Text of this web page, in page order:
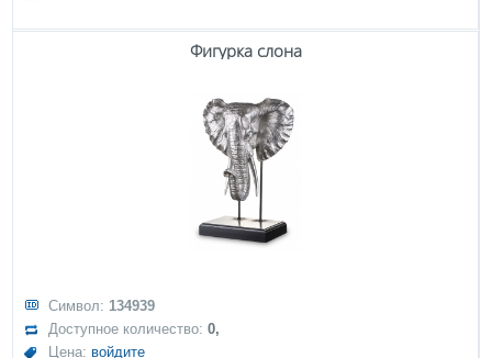
Фигурка слона
Символ: 134939
Доступное количество:0,
Цена: войдите